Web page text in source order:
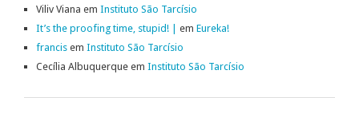
Viliv Viana em Instituto São Tarcísio
It’s the proofing time, stupid! |
em Eureka!
francis em Instituto São Tarcísio
Cecília Albuquerque em Instituto São Tarcísio